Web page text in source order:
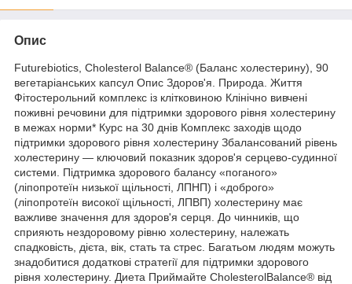
Опис
Futurebiotics, Cholesterol Balance® (Баланс холестерину), 90
вегетаріанських капсул Опис Здоров'я. Природа. Життя
Фітостерольний комплекс із клітковиною Клінічно вивчені
поживні речовини для підтримки здорового рівня холестерину
в межах норми* Курс на 30 днів Комплекс заходів щодо
підтримки здорового рівня холестерину Збалансований рівень
холестерину — ключовий показник здоров'я серцево-судинної
системи. Підтримка здорового балансу «поганого»
(ліпопротеїн низької щільності, ЛПНП) і «доброго»
(ліпопротеїн високої щільності, ЛПВП) холестерину має
важливе значення для здоров'я серця. До чинників, що
сприяють нездоровому рівню холестерину, належать
спадковість, дієта, вік, стать та стрес. Багатьом людям можуть
знадобитися додаткові стратегії для підтримки здорового
рівня холестерину. Диета Приймайте CholesterolBalance® від